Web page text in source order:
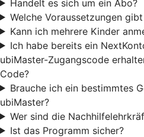
Handelt es sich um ein Abo?
Welche Voraussetzungen
Kann ich mehrere Kinder
Ich habe bereits ein
ubiMaster-Zugangscode
Code?
Brauche ich ein bestimmtes
ubiMaster?
Wer sind die
Ist das Programm sicher?